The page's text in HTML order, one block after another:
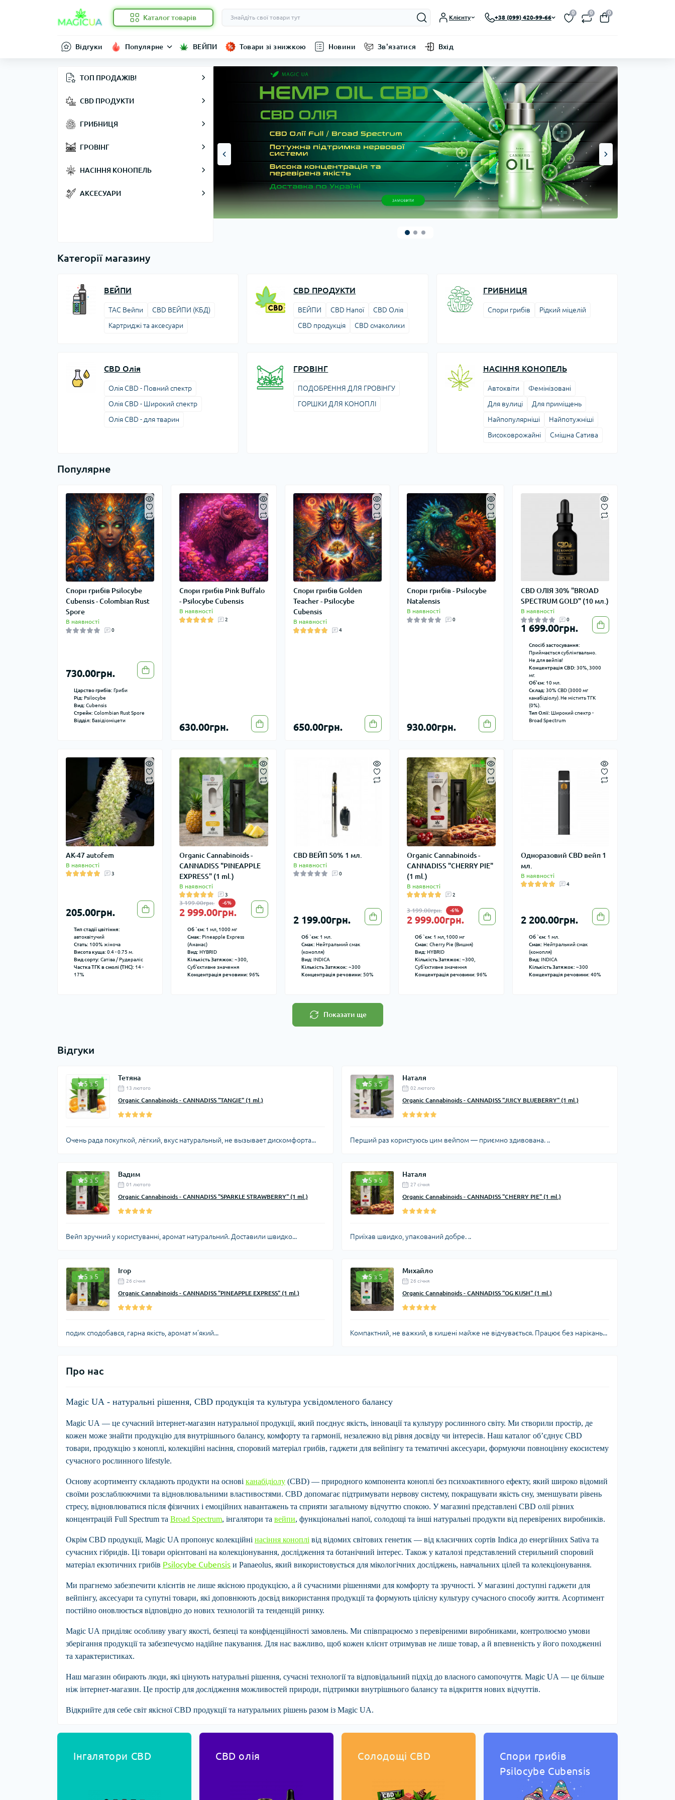
Каталог товарів
ТОП ПРОДАЖІВ!
CBD ПРОДУКТИ
ГРИБНИЦЯ
ГРОВІНГ
НАСІННЯ КОНОПЕЛЬ
АКСЕСУАРИ
Клієнту +38 (099) 420-99-66
0 0 0
Відгуки Популярне ВЕЙПИ Товари зі знижкою Новини Зв'язатися Вхід
Категорії магазину
ВЕЙПИ
TAC Вейпи
CBD ВЕЙПИ (КБД)
Картриджі та аксесуари
CBD ПРОДУКТИ
ВЕЙПИ CBD Напої
CBD Олія
CBD продукція
CBD смаколики
ГРИБНИЦЯ
Спори грибів Рідкий міцелій
CBD Олія
Олія CBD - Повний спектр
Олія CBD - Широкий спектр
Олія CBD - для тварин
ГРОВІНГ
ПОДОБРЕННЯ ДЛЯ ГРОВІНГУ
ГОРШКИ ДЛЯ КОНОПЛІ
НАСІННЯ КОНОПЕЛЬ
Автоквіти
Фемінізовані
Для вулиці
Для приміщень
Найпопулярніші
Найпотужніші
Високоврожайні
Смішна Сатива
Популярне
Спори грибів Psilocybe
Cubensis - Colombian Rust
Spore
В наявності
0
730.00грн.
Царство грибів: Гриби
Рід: Psilocybe
Вид: Cubensis
Стрейн: Colombian Rust Spore
Відділ: Базідіоміцети
Спори грибів Pink Buffalo
- Psilocybe Cubensis
В наявності
2
630.00грн.
Спори грибів Golden
Teacher - Psilocybe
Cubensis
В наявності
4
650.00грн.
Спори грибів - Psilocybe
Natalensis
В наявності
0
930.00грн.
CBD ОЛІЯ 30% "BROAD
SPECTRUM GOLD" (10 мл.)
В наявності
0
1 699.00грн.
Спосіб застосування:
Приймається сублінгвально.
Не для вейпів!
Концентрація CBD: 30%, 3000
мг.
Об'єм: 10 мл.
Склад: 30% CBD (3000 мг
канабідіолу). Не містить ТГК
(0%).
Тип Олії: Широкий спектр -
Broad Spectrum
AK-47 autofem
В наявності
3
205.00грн.
Тип стадії цвітіння:
автоквітучий
Стать: 100% жіноча
Висота куща: 0.4 - 0.75 м.
Вид сорту: Сатіва / Рудераліс
Частка ТГК в смолі (THC): 14 -
17%
Organic Cannabinoids -
CANNADISS "PINEAPPLE
EXPRESS" (1 ml.)
В наявності
3
3 199.00грн. -6%
2 999.00грн.
Об `єм: 1 мл, 1000 мг
Смак: Pineapple Express
(Ананас)
Вид: HYBRID
Кількість Затяжок: ~300,
Суб'єктивне значення
Концентрація речовини: 96%
CBD ВЕЙП 50% 1 мл.
В наявності
0
2 199.00грн.
Об `єм: 1 мл.
Смак: Нейтральний смак
(конопля)
Вид: INDICA
Кількість Затяжок: ~300
Концентрація речовини: 50%
Organic Cannabinoids -
CANNADISS "CHERRY PIE"
(1 ml.)
В наявності
2
3 199.00грн. -6%
2 999.00грн.
Об `єм: 1 мл, 1000 мг
Смак: Cherry Pie (Вишня)
Вид: HYBRID
Кількість Затяжок: ~300,
Суб'єктивне значення
Концентрація речовини: 96%
Одноразовий CBD вейп 1
мл.
В наявності
4
2 200.00грн.
Об `єм: 1 мл.
Смак: Нейтральний смак
(конопля)
Вид: INDICA
Кількість Затяжок: ~300
Концентрація речовини: 40%
Показати ще
Відгуки
5 з 5
Тетяна
13 лютого
Organic Cannabinoids - CANNADISS "TANGIE" (1 ml.)
Очень рада покупкой, лёгкий, вкус натуральный, не вызывает дискомфорта...
5 з 5
Наталя
02 лютого
Organic Cannabinoids - CANNADISS "JUICY BLUEBERRY" (1 ml.)
Перший раз користуюсь цим вейпом — приємно здивована. ..
5 з 5
Вадим
01 лютого
Organic Cannabinoids - CANNADISS "SPARKLE STRAWBERRY" (1 ml.)
Вейп зручний у користуванні, аромат натуральний. Доставили швидко...
5 з 5
Наталя
27 cічня
Organic Cannabinoids - CANNADISS "CHERRY PIE" (1 ml.)
Приїхав швидко, упакований добре. ..
5 з 5
Ігор
26 cічня
Organic Cannabinoids - CANNADISS "PINEAPPLE EXPRESS" (1 ml.)
подик сподобався, гарна якість, аромат м’який...
5 з 5
Михайло
26 cічня
Organic Cannabinoids - CANNADISS "OG KUSH" (1 ml.)
Компактний, не важкий, в кишені майже не відчувається. Працює без нарікань...
Про нас
Magic UA - натуральні рішення, CBD продукція та культура усвідомленого балансу
Magic UA — це сучасний інтернет-магазин натуральної продукції, який поєднує якість, інновації та культуру рослинного світу. Ми створили простір, де
кожен може знайти продукцію для внутрішнього балансу, комфорту та гармонії, незалежно від рівня досвіду чи інтересів. Наш каталог об’єднує CBD
товари, продукцію з коноплі, колекційні насіння, споровий матеріал грибів, гаджети для вейпінгу та тематичні аксесуари, формуючи повноцінну екосистему
сучасного рослинного lifestyle.
Основу асортименту складають продукти на основі канабідіолу (CBD) — природного компонента коноплі без психоактивного ефекту, який широко відомий
своїми розслаблюючими та відновлювальними властивостями. CBD допомагає підтримувати нервову систему, покращувати якість сну, зменшувати рівень
стресу, відновлюватися після фізичних і емоційних навантажень та сприяти загальному відчуттю спокою. У магазині представлені CBD олії різних
концентрацій Full Spectrum та Broad Spectrum, інгалятори та вейпи, функціональні напої, солодощі та інші натуральні продукти від перевірених виробників.
Окрім CBD продукції, Magic UA пропонує колекційні насіння коноплі від відомих світових генетик — від класичних сортів Indica до енергійних Sativa та
сучасних гібридів. Ці товари орієнтовані на колекціонування, дослідження та ботанічний інтерес. Також у каталозі представлений стерильний споровий
матеріал екзотичних грибів Psilocybe Cubensis и Panaeolus, який використовується для мікологічних досліджень, навчальних цілей та колекціонування.
Ми прагнемо забезпечити клієнтів не лише якісною продукцією, а й сучасними рішеннями для комфорту та зручності. У магазині доступні гаджети для
вейпінгу, аксесуари та супутні товари, які доповнюють досвід використання продукції та формують цілісну культуру сучасного способу життя. Асортимент
постійно оновлюється відповідно до нових технологій та тенденцій ринку.
Magic UA приділяє особливу увагу якості, безпеці та конфіденційності замовлень. Ми співпрацюємо з перевіреними виробниками, контролюємо умови
зберігання продукції та забезпечуємо надійне пакування. Для нас важливо, щоб кожен клієнт отримував не лише товар, а й впевненість у його походженні
та характеристиках.
Наш магазин обирають люди, які цінують натуральні рішення, сучасні технології та відповідальний підхід до власного самопочуття. Magic UA — це більше
ніж інтернет-магазин. Це простір для дослідження можливостей природи, підтримки внутрішнього балансу та відкриття нових відчуттів.
Відкрийте для себе світ якісної CBD продукції та натуральних рішень разом із Magic UA.
Інгалятори CBD CBD олія Солодощі CBD
Спори грибів
Psilocybe Cubensis